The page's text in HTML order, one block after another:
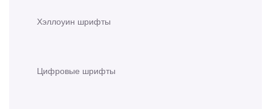
Хэллоуин шрифты
Цифровые шрифты